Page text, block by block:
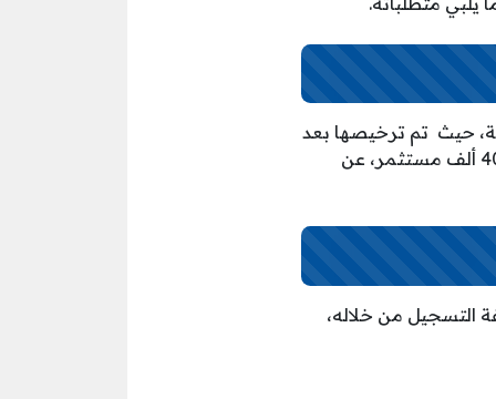
عام 1989 في سوق الأوراق المالية، حيث تم ترخيصها بعد
تأسيس بورصة عام1997، تقدم تلك الشركة مجموعة من الخدمات الاستثمارية لأكثر من 400 ألف مستثمر، عن
التسجيل من خلاله،